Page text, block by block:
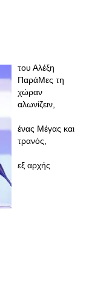
του Αλέξη
ΠαράΜες τη
χώραν
αλωνίζειν,
ένας Μέγας και
τρανός,
εξ αρχής